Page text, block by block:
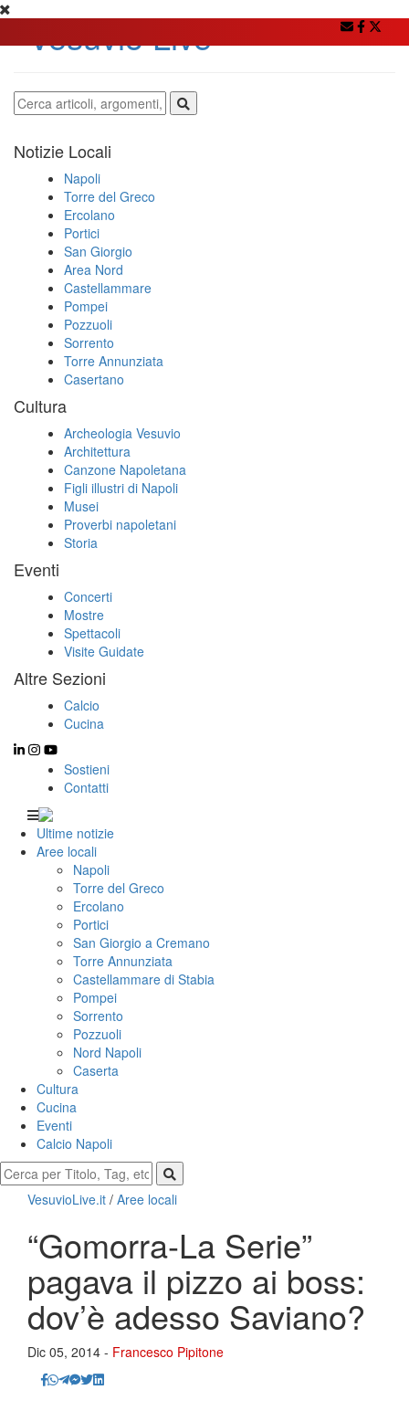
Notizie Locali
Napoli
Torre del Greco
Ercolano
Portici
San Giorgio
Area Nord
Castellammare
Pompei
Pozzuoli
Sorrento
Torre Annunziata
Casertano
Cultura
Archeologia Vesuvio
Architettura
Canzone Napoletana
Figli illustri di Napoli
Musei
Proverbi napoletani
Storia
Eventi
Concerti
Mostre
Spettacoli
Visite Guidate
Altre Sezioni
Calcio
Cucina
Sostieni
Contatti
Ultime notizie
Aree locali
Napoli
Torre del Greco
Ercolano
Portici
San Giorgio a Cremano
Torre Annunziata
Castellammare di Stabia
Pompei
Sorrento
Pozzuoli
Nord Napoli
Caserta
Cultura
Cucina
Eventi
Calcio Napoli
VesuvioLive.it / Aree locali
“Gomorra-La Serie”
pagava il pizzo ai boss:
dov’è adesso Saviano?
Dic 05, 2014 - Francesco Pipitone